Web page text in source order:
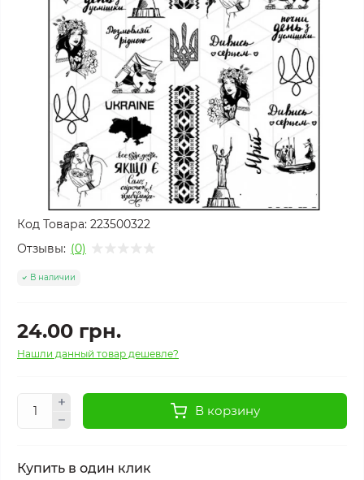
Код Товара: 223500322
Отзывы: (0)
В наличии
24.00 грн.
Нашли данный товар дешевле?
В корзину
Купить в один клик